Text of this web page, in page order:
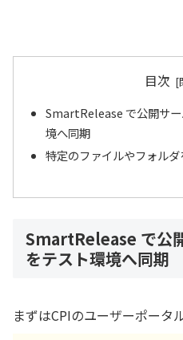
目次
SmartRelease で公開サ
境へ同期
特定のファイルやフォル
SmartRelease で公
をテスト環境へ同期
まずはCPIのユーザーポータ